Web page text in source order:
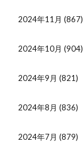
2024年11月 (867)
2024年10月 (904)
2024年9月 (821)
2024年8月 (836)
2024年7月 (879)